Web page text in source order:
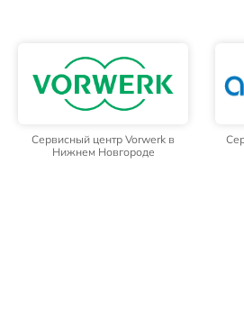
Сервисный центр Vorwerk в
Нижнем Новгороде